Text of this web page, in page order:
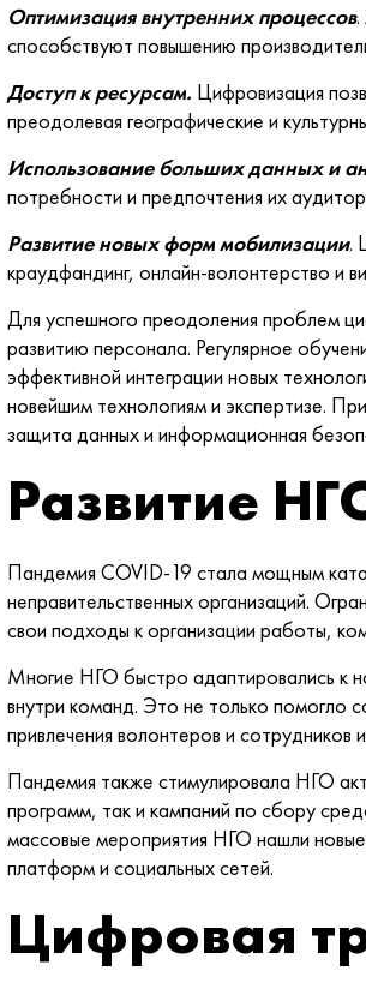
Оптимизация внутренних процессов.
способствуют повышению
Доступ к ресурсам. Цифровизация
преодолевая географические и
Использование больших данных и
потребности и предпочтения их
Развитие новых форм мобилизации.
краудфандинг, онлайн-волонтерство и
Для успешного преодоления проблем
развитию персонала. Регулярное
эффективной интеграции новых
новейшим технологиям и экспертизе.
защита данных и информационная
Развитие
Пандемия COVID-19 стала мощным
неправительственных организаций.
свои подходы к организации работы,
Многие НГО быстро адаптировались к
внутри команд. Это не только помогло
привлечения волонтеров и сотрудников
Пандемия также стимулировала НГО
программ, так и кампаний по сбору
массовые мероприятия НГО нашли
платформ и социальных сетей.
Цифровая